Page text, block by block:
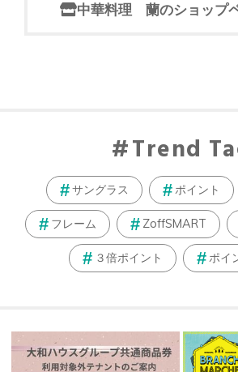
中華料理 蘭のショップ
Trend
サングラス ポイント
フレーム ZoffSMART
３倍ポイント ポイ